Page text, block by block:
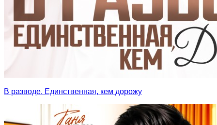
В разводе. Единственная, кем дорожу